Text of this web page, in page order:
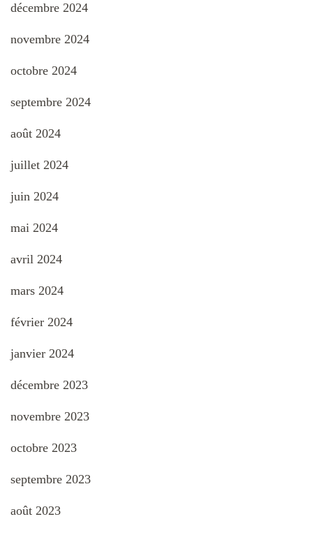
décembre 2024
novembre 2024
octobre 2024
septembre 2024
août 2024
juillet 2024
juin 2024
mai 2024
avril 2024
mars 2024
février 2024
janvier 2024
décembre 2023
novembre 2023
octobre 2023
septembre 2023
août 2023